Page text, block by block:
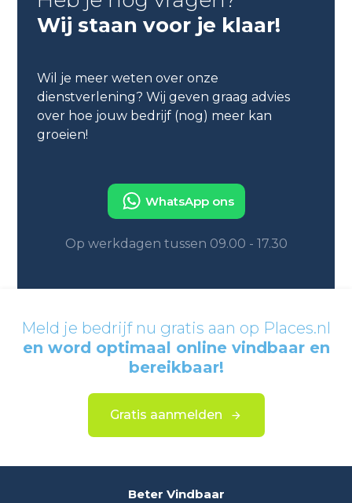
Wij staan voor je klaar!
Wil je meer weten over onze
dienstverlening? Wij geven graag advies
over hoe jouw bedrijf (nog) meer kan
groeien!
WhatsApp ons
Op werkdagen tussen 09.00 - 17.30
Meld je bedrijf nu gratis aan op Places.nl
en word optimaal online vindbaar en
bereikbaar!
Gratis aanmelden
Beter Vindbaar